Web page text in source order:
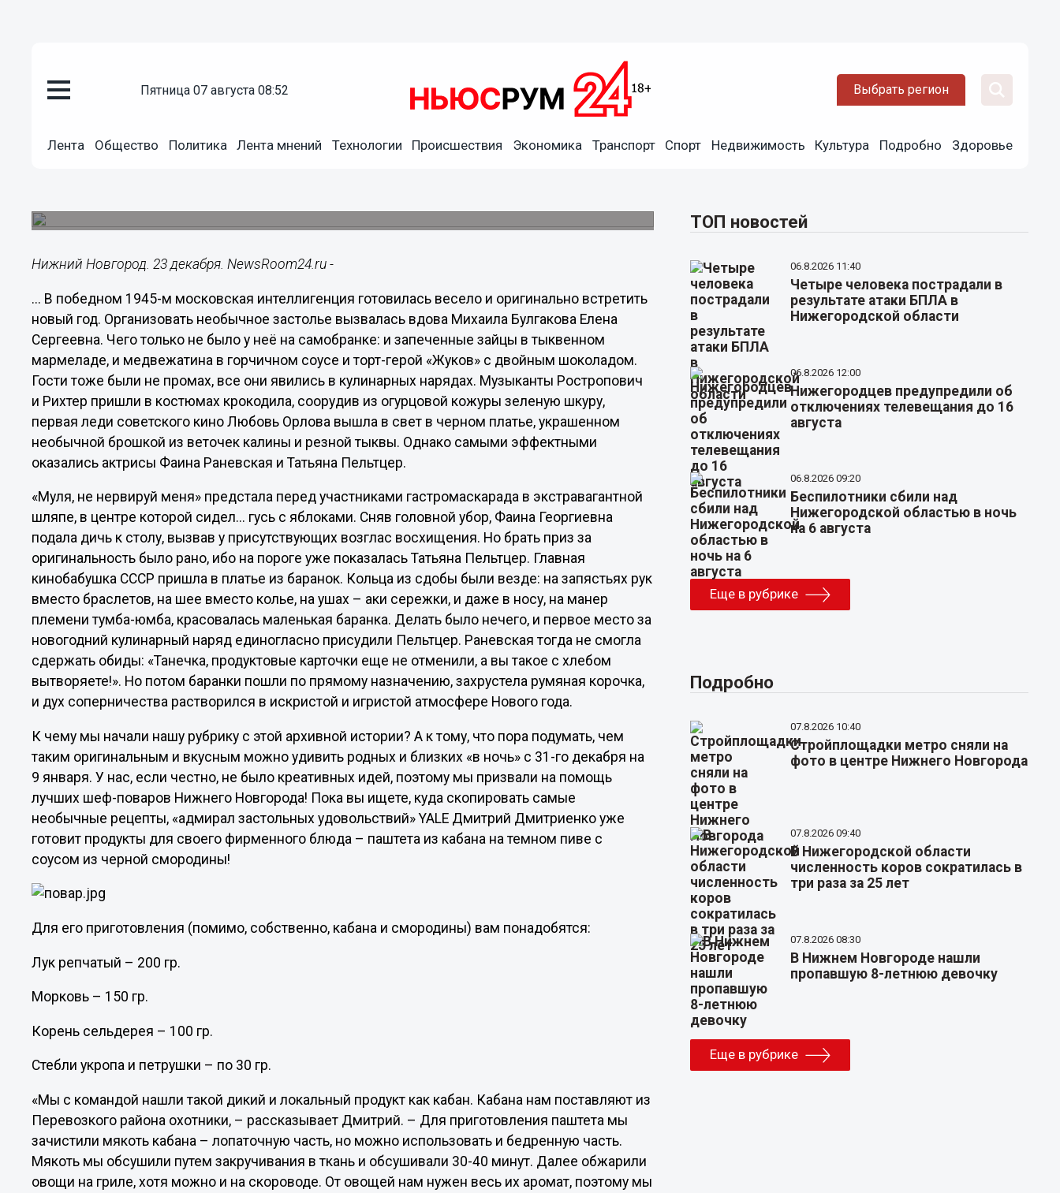
пятница 07 августа 08:52 Выбрать регион
Лента Общество Политика Лента мнений Технологии Происшествия Экономика Транспорт Спорт Недвижимость Культура Подробно Здоровье
23.12.202218:42
Нижний Новгород. 23 декабря. NewsRoom24.ru -
... В победном 1945-м московская интеллигенция готовилась весело и оригинально встретить
новый год. Организовать необычное застолье вызвалась вдова Михаила Булгакова Елена
Сергеевна. Чего только не было у неё на самобранке: и запеченные зайцы в тыквенном
мармеладе, и медвежатина в горчичном соусе и торт-герой «Жуков» с двойным шоколадом.
Гости тоже были не промах, все они явились в кулинарных нарядах. Музыканты Ростропович
и Рихтер пришли в костюмах крокодила, соорудив из огурцовой кожуры зеленую шкуру,
первая леди советского кино Любовь Орлова вышла в свет в черном платье, украшенном
необычной брошкой из веточек калины и резной тыквы. Однако самыми эффектными
оказались актрисы Фаина Раневская и Татьяна Пельтцер.
«Муля, не нервируй меня» предстала перед участниками гастромаскарада в экстравагантной
шляпе, в центре которой сидел... гусь с яблоками. Сняв головной убор, Фаина Георгиевна
подала дичь к столу, вызвав у присутствующих возглас восхищения. Но брать приз за
оригинальность было рано, ибо на пороге уже показалась Татьяна Пельтцер. Главная
кинобабушка СССР пришла в платье из баранок. Кольца из сдобы были везде: на запястьях рук
вместо браслетов, на шее вместо колье, на ушах – аки сережки, и даже в носу, на манер
племени тумба-юмба, красовалась маленькая баранка. Делать было нечего, и первое место за
новогодний кулинарный наряд единогласно присудили Пельтцер. Раневская тогда не смогла
сдержать обиды: «Танечка, продуктовые карточки еще не отменили, а вы такое с хлебом
вытворяете!». Но потом баранки пошли по прямому назначению, захрустела румяная корочка,
и дух соперничества растворился в искристой и игристой атмосфере Нового года.
К чему мы начали нашу рубрику с этой архивной истории? А к тому, что пора подумать, чем
таким оригинальным и вкусным можно удивить родных и близких «в ночь» с 31-го декабря на
9 января. У нас, если честно, не было креативных идей, поэтому мы призвали на помощь
лучших шеф-поваров Нижнего Новгорода! Пока вы ищете, куда скопировать самые
необычные рецепты, «адмирал застольных удовольствий» YALE Дмитрий Дмитриенко уже
готовит продукты для своего фирменного блюда – паштета из кабана на темном пиве с
соусом из черной смородины!
Для его приготовления (помимо, собственно, кабана и смородины) вам понадобятся:
Лук репчатый – 200 гр.
Морковь – 150 гр.
Корень сельдерея – 100 гр.
Стебли укропа и петрушки – по 30 гр.
«Мы с командой нашли такой дикий и локальный продукт как кабан. Кабана нам поставляют из
Перевозкого района охотники, – рассказывает Дмитрий. – Для приготовления паштета мы
зачистили мякоть кабана – лопаточную часть, но можно использовать и бедренную часть.
Мякоть мы обсушили путем закручивания в ткань и обсушивали 30-40 минут. Далее обжарили
овощи на гриле, хотя можно и на скороводе. От овощей нам нужен весь их аромат, поэтому мы
ТОП новостей
06.8.2026 11:40
Четыре человека пострадали в
результате атаки БПЛА в
Нижегородской области
06.8.2026 12:00
Нижегородцев предупредили об
отключениях телевещания до 16
августа
06.8.2026 09:20
Беспилотники сбили над
Нижегородской областью в ночь
на 6 августа
Еще в рубрике
Подробно
07.8.2026 10:40
Стройплощадки метро сняли на
фото в центре Нижнего Новгорода
07.8.2026 09:40
В Нижегородской области
численность коров сократилась в
три раза за 25 лет
07.8.2026 08:30
В Нижнем Новгороде нашли
пропавшую 8-летнюю девочку
Еще в рубрике